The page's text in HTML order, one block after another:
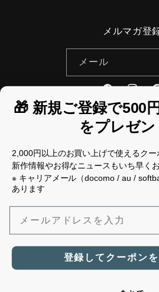
メルマガ登
メール
日本 | JPY ¥
決
方
法 © 2026,Mikonosublue StorePowered by
プライバシーポリシー 利用
🎁 新規ご登録で500
をプレゼン
2,000円以上のお買い上げで使えるク
新作情報やお得なニュースもいち早く
※ キャリアメール（docomo / au /
あります
登録してクーポン